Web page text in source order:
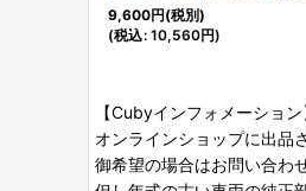
9,600円(税別)
(税込: 10,560円)
【Cubyインフォメーション
オンラインショップに出品
御希望の場合はお問い合わ